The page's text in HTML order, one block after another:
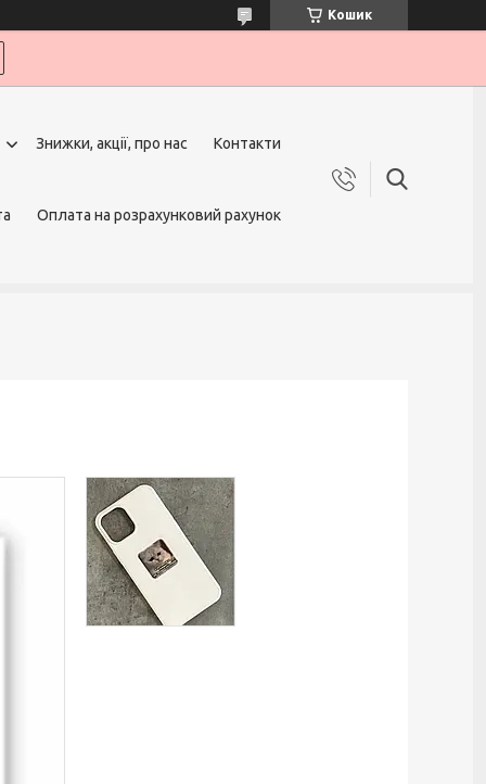
Кошик
Знижки, акції, про нас Контакти
Оплата на розрахунковий рахунок